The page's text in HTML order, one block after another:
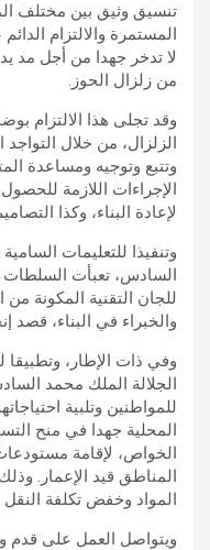
تنسيق وثيق بين مختلف
المستمرة والالتزام
لا تدخر جهدا من أجل مد
من زلزال الحوز.
وقد تجلى هذا الالتزام
الزلزال، من خلال
وتتبع وتوجيه ومساعدة
الإجراءات اللازمة
لإعادة البناء، وكذا
وتنفيذا للتعليمات
السادس، تعبأت السلطات
للجان التقنية المكونة
والخبراء في البناء، قصد
وفي ذات الإطار،
الجلالة الملك محمد
للمواطنين وتلبية
المحلية جهدا في منح
الخواص، لإقامة
المناطق قيد الإعمار.
المواد وخفض تكلفة النقل
ويتواصل العمل على قدم